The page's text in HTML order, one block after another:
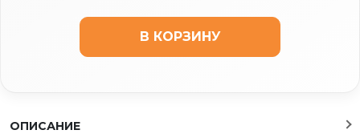
В КОРЗИНУ
ОПИСАНИЕ